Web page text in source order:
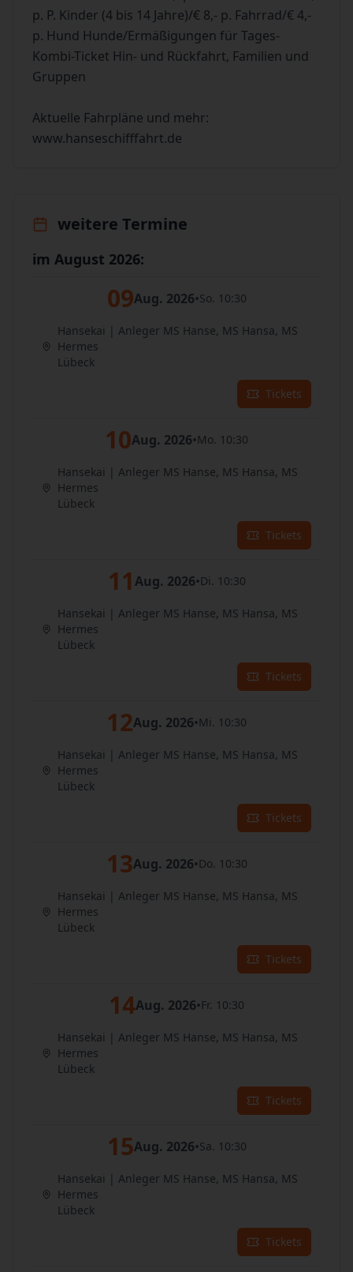
p. P. Kinder (4 bis 14 Jahre)/€ 8,- p. Fahrrad/€ 4,-
p. Hund Hunde/Ermäßigungen für Tages-
Kombi-Ticket Hin- und Rückfahrt, Familien und
Gruppen
Aktuelle Fahrpläne und mehr:
www.hanseschifffahrt.de
weitere Termine
im August 2026:
09Aug. 2026•So. 10:30
Hansekai | Anleger MS Hanse, MS Hansa, MS
Hermes
Lübeck
Tickets
10Aug. 2026•Mo. 10:30
Hansekai | Anleger MS Hanse, MS Hansa, MS
Hermes
Lübeck
Tickets
11 Aug. 2026•Di. 10:30
Hansekai | Anleger MS Hanse, MS Hansa, MS
Hermes
Lübeck
Tickets
12Aug. 2026•Mi. 10:30
Hansekai | Anleger MS Hanse, MS Hansa, MS
Hermes
Lübeck
Tickets
13Aug. 2026•Do. 10:30
Hansekai | Anleger MS Hanse, MS Hansa, MS
Hermes
Lübeck
Tickets
14Aug. 2026•Fr. 10:30
Hansekai | Anleger MS Hanse, MS Hansa, MS
Hermes
Lübeck
Tickets
15Aug. 2026•Sa. 10:30
Hansekai | Anleger MS Hanse, MS Hansa, MS
Hermes
Lübeck
Tickets